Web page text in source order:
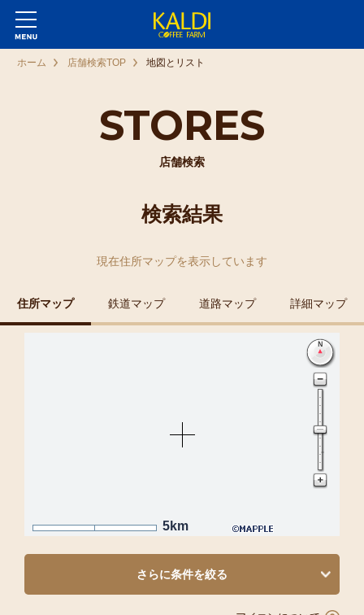
STORES
店舗検索
ホーム 店舗検索TOP 地図とリスト
検索結果
現在住所マップを表示しています
住所マップ 鉄道マップ 道路マップ 詳細マップ
5km
さらに条件を絞る